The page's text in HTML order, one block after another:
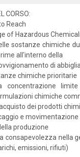
CORSO:
Reach
of Hazardous
sostanze chimiche
all'interno della
di
chimiche prioritarie
concentrazione
chimiche
dei prodotti
e
produzione
consapevolezza nella
emissioni, rifiuti)